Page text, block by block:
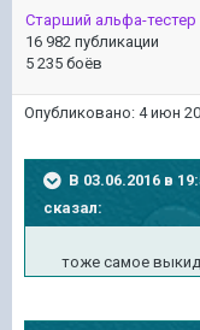
Старший альфа-тестер
16 982 публикации
5 235 боёв
Опубликовано: 4 июн
В 03.06.2016 в
сказал:
тоже самое